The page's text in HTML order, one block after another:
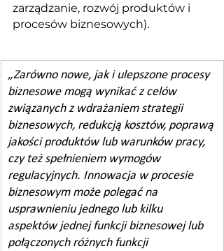
zarządzanie, rozwój produktów i
procesów biznesowych).
„Zarówno nowe, jak i ulepszone procesy
biznesowe mogą wynikać z celów
związanych z wdrażaniem strategii
biznesowych, redukcją kosztów, poprawą
jakości produktów lub warunków pracy,
czy też spełnieniem wymogów
regulacyjnych. Innowacja w procesie
biznesowym może polegać na
usprawnieniu jednego lub kilku
aspektów jednej funkcji biznesowej lub
połączonych różnych funkcji